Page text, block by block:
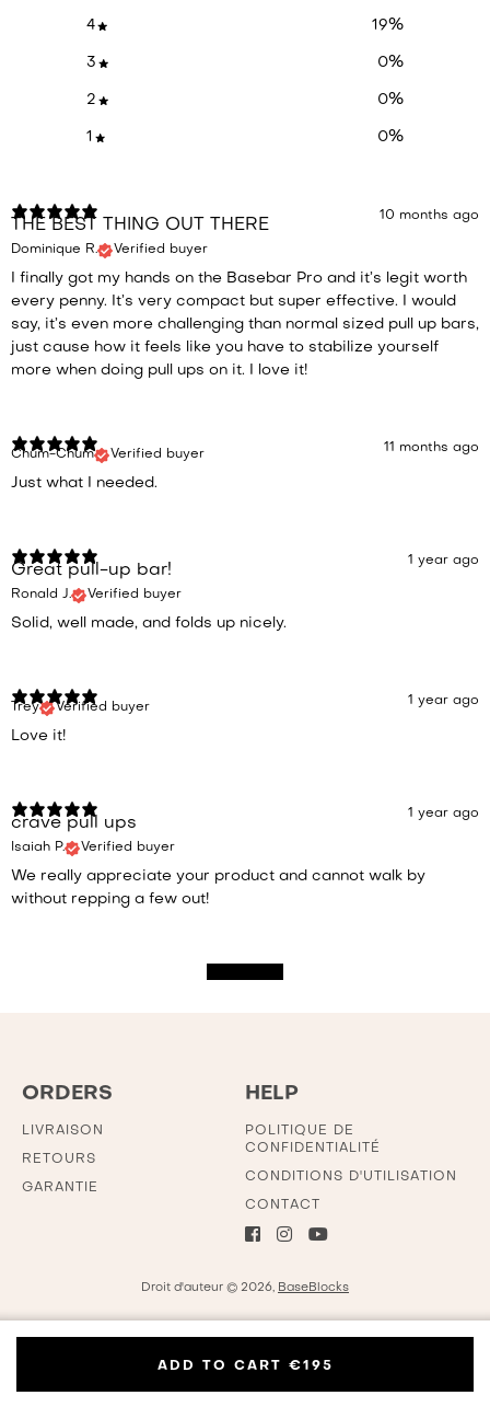
4 19%
3 0%
2 0%
1 0%
10 months ago
THE BEST THING OUT THERE
Dominique R. Verified buyer
I finally got my hands on the Basebar Pro and it’s legit worth
every penny. It’s very compact but super effective. I would
say, it’s even more challenging than normal sized pull up bars,
just cause how it feels like you have to stabilize yourself
more when doing pull ups on it. I love it!
11 months ago
Chum-Chum Verified buyer
Just what I needed.
1 year ago
Great pull-up bar!
Ronald J. Verified buyer
Solid, well made, and folds up nicely.
1 year ago
Trey Verified buyer
Love it!
1 year ago
crave pull ups
Isaiah P. Verified buyer
We really appreciate your product and cannot walk by
without repping a few out!
ADD TO CART €195
ORDERS
LIVRAISON
RETOURS
GARANTIE
HELP
POLITIQUE DE
CONFIDENTIALITÉ
CONDITIONS D'UTILISATION
CONTACT
Droit d'auteur © 2026, BaseBlocks